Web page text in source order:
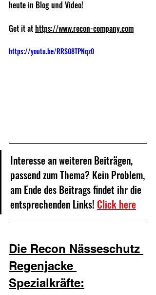
heute in Blog und Video!
Get it at https://www.recon-company.com
https://youtu.be/RRS08TPNqz0
Interesse an weiteren Beiträgen,
passend zum Thema? Kein Problem,
am Ende des Beitrags findet ihr die
entsprechenden Links! Click here
Die Recon Nässeschutz
Regenjacke
Spezialkräfte: